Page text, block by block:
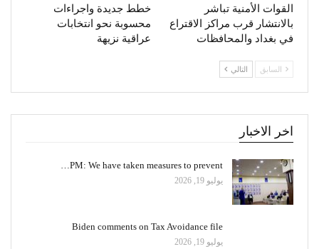
القوات الأمنية تباشر
بالانتشار قرب مراكز الاقتراع
في بغداد والمحافظات
خطط جديدة واجراءات
محسوبة نحو انتخابات
عراقية نزيهة
السابق التالي
اخر الاخبار
PM: We have taken measures to prevent…
يوليو 19, 2026
Biden comments on Tax Avoidance file
يوليو 19, 2026